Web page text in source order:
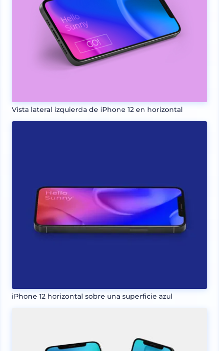
Vista lateral izquierda de iPhone 12 en horizontal
iPhone 12 horizontal sobre una superficie azul